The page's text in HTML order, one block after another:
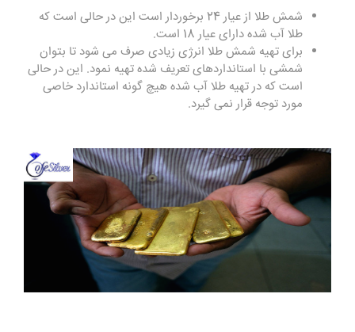
شمش طلا از عیار 24 برخوردار است این در حالی است که
طلا آب شده دارای عیار 18 است.
برای تهیه شمش طلا انرژی زیادی صرف می ‌شود تا بتوان
شمشی با استانداردهای تعریف شده تهیه نمود. این در حالی
است که در تهیه طلا آب شده هیچ‌ گونه استاندارد خاصی
مورد توجه قرار نمی‌ گیرد.